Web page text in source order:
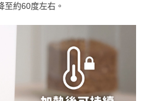
至約60度左右。